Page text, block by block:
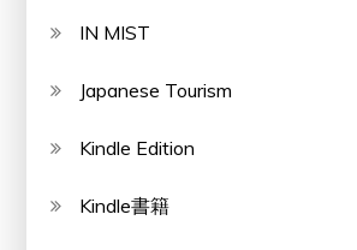
IN MIST
Japanese Tourism
Kindle Edition
Kindle書籍